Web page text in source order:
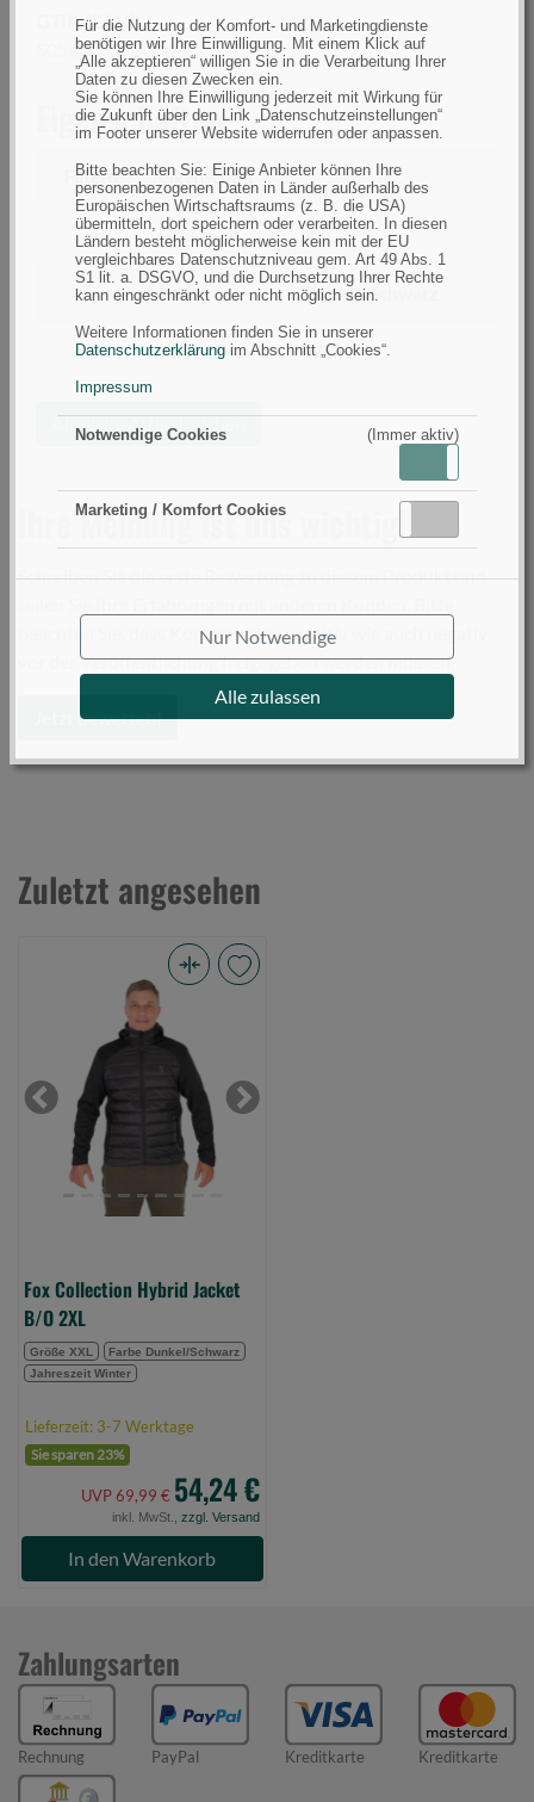
Für die Nutzung der Komfort- und Marketingdienste
benötigen wir Ihre Einwilligung. Mit einem Klick auf
„Alle akzeptieren“ willigen Sie in die Verarbeitung Ihrer
Daten zu diesen Zwecken ein.
Sie können Ihre Einwilligung jederzeit mit Wirkung für
die Zukunft über den Link „Datenschutzeinstellungen“
im Footer unserer Website widerrufen oder anpassen.
Bitte beachten Sie: Einige Anbieter können Ihre
personenbezogenen Daten in Länder außerhalb des
Europäischen Wirtschaftsraums (z. B. die USA)
übermitteln, dort speichern oder verarbeiten. In diesen
Ländern besteht möglicherweise kein mit der EU
vergleichbares Datenschutzniveau gem. Art 49 Abs. 1
S1 lit. a. DSGVO, und die Durchsetzung Ihrer Rechte
kann eingeschränkt oder nicht möglich sein.
Weitere Informationen finden Sie in unserer
Datenschutzerklärung im Abschnitt „Cookies“.
Impressum
Notwendige Cookies (Immer aktiv)
Marketing / Komfort Cookies
Nur Notwendige
Alle zulassen
GTIN (EAN):
5056808512066
Eigenschaften
Filtern Eigenschaft
filtern
nach
Größe
Größe XXL
filtern
Farbe
Farbe Dunkel/Schwarz
filtern
Jahreszeit Winter
Ähnliche Artikel suchen
Ihre Meinung ist uns wichtig!
Schreiben Sie die erste Bewertung zu diesem Produkt und
beachten Sie, dass Kommentare - positiv wie auch negativ -
vor der Veröffentlichung freigegeben werden müssen.
Jetzt bewerten!
Zuletzt angesehen
Jacket
B/OPrevious Next
Fox Collection Hybrid Jacket
B/O 2XL
Größe XXL
Farbe Dunkel/Schwarz
Jahreszeit Winter
Lieferzeit: 3-7 Werktage
Sie sparen 23%
UVP 69,99 € 54,24 €
inkl. MwSt., zzgl. Versand
In den Warenkorb
Zahlungsarten
Rechnung PayPal Kreditkarte Kreditkarte